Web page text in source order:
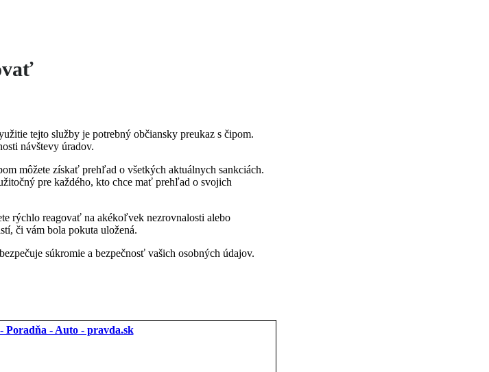
tejto služby je potrebný občiansky preukaz s čipom.
návštevy úradov.
môžete získať prehľad o všetkých aktuálnych sankciách.
pre každého, kto chce mať prehľad o svojich
rýchlo reagovať na akékoľvek nezrovnalosti alebo
či vám bola pokuta uložená.
súkromie a bezpečnosť vašich osobných údajov.